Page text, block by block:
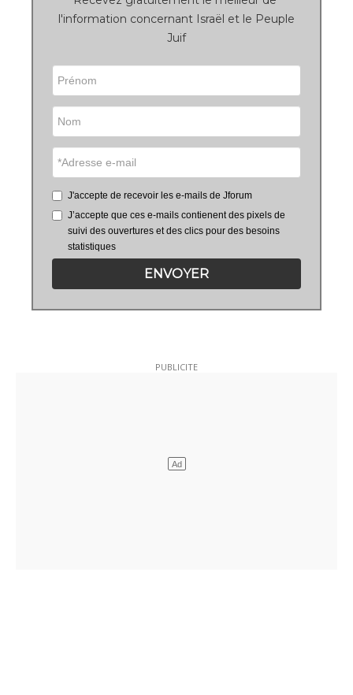
l'information concernant Israël et le Peuple
Juif
J'accepte de recevoir les e-mails de Jforum
J’accepte que ces e-mails contienent des pixels de
suivi des ouvertures et des clics pour des besoins
statistiques
ENVOYER